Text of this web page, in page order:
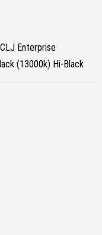
Enterprise
(13000k) Hi-Black